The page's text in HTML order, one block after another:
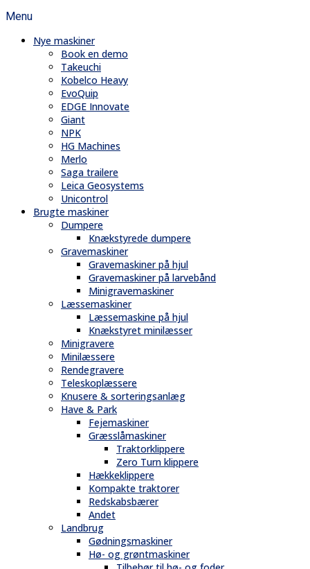
Menu
Nye maskiner
Book en demo
Takeuchi
Kobelco Heavy
EvoQuip
EDGE Innovate
Giant
NPK
HG Machines
Merlo
Saga trailere
Leica Geosystems
Unicontrol
Brugte maskiner
Dumpere
Knækstyrede dumpere
Gravemaskiner
Gravemaskiner på hjul
Gravemaskiner på larvebånd
Minigravemaskiner
Læssemaskiner
Læssemaskine på hjul
Knækstyret minilæsser
Minigravere
Minilæssere
Rendegravere
Teleskoplæssere
Knusere & sorteringsanlæg
Have & Park
Fejemaskiner
Græsslåmaskiner
Traktorklippere
Zero Turn klippere
Hækkeklippere
Kompakte traktorer
Redskabsbærer
Andet
Landbrug
Gødningsmaskiner
Hø- og grøntmaskiner